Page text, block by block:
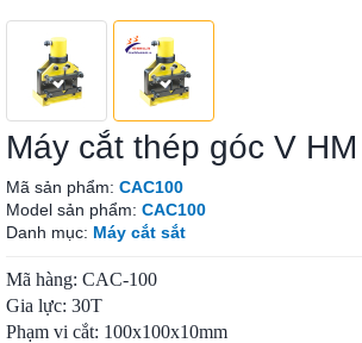
Máy cắt thép góc V
Mã sản phẩm: CAC100
Model sản phẩm: CAC100
Danh mục: Máy cắt sắt
Mã hàng: CAC-100
Gia lực: 30T
Phạm vi cắt: 100x100x10mm